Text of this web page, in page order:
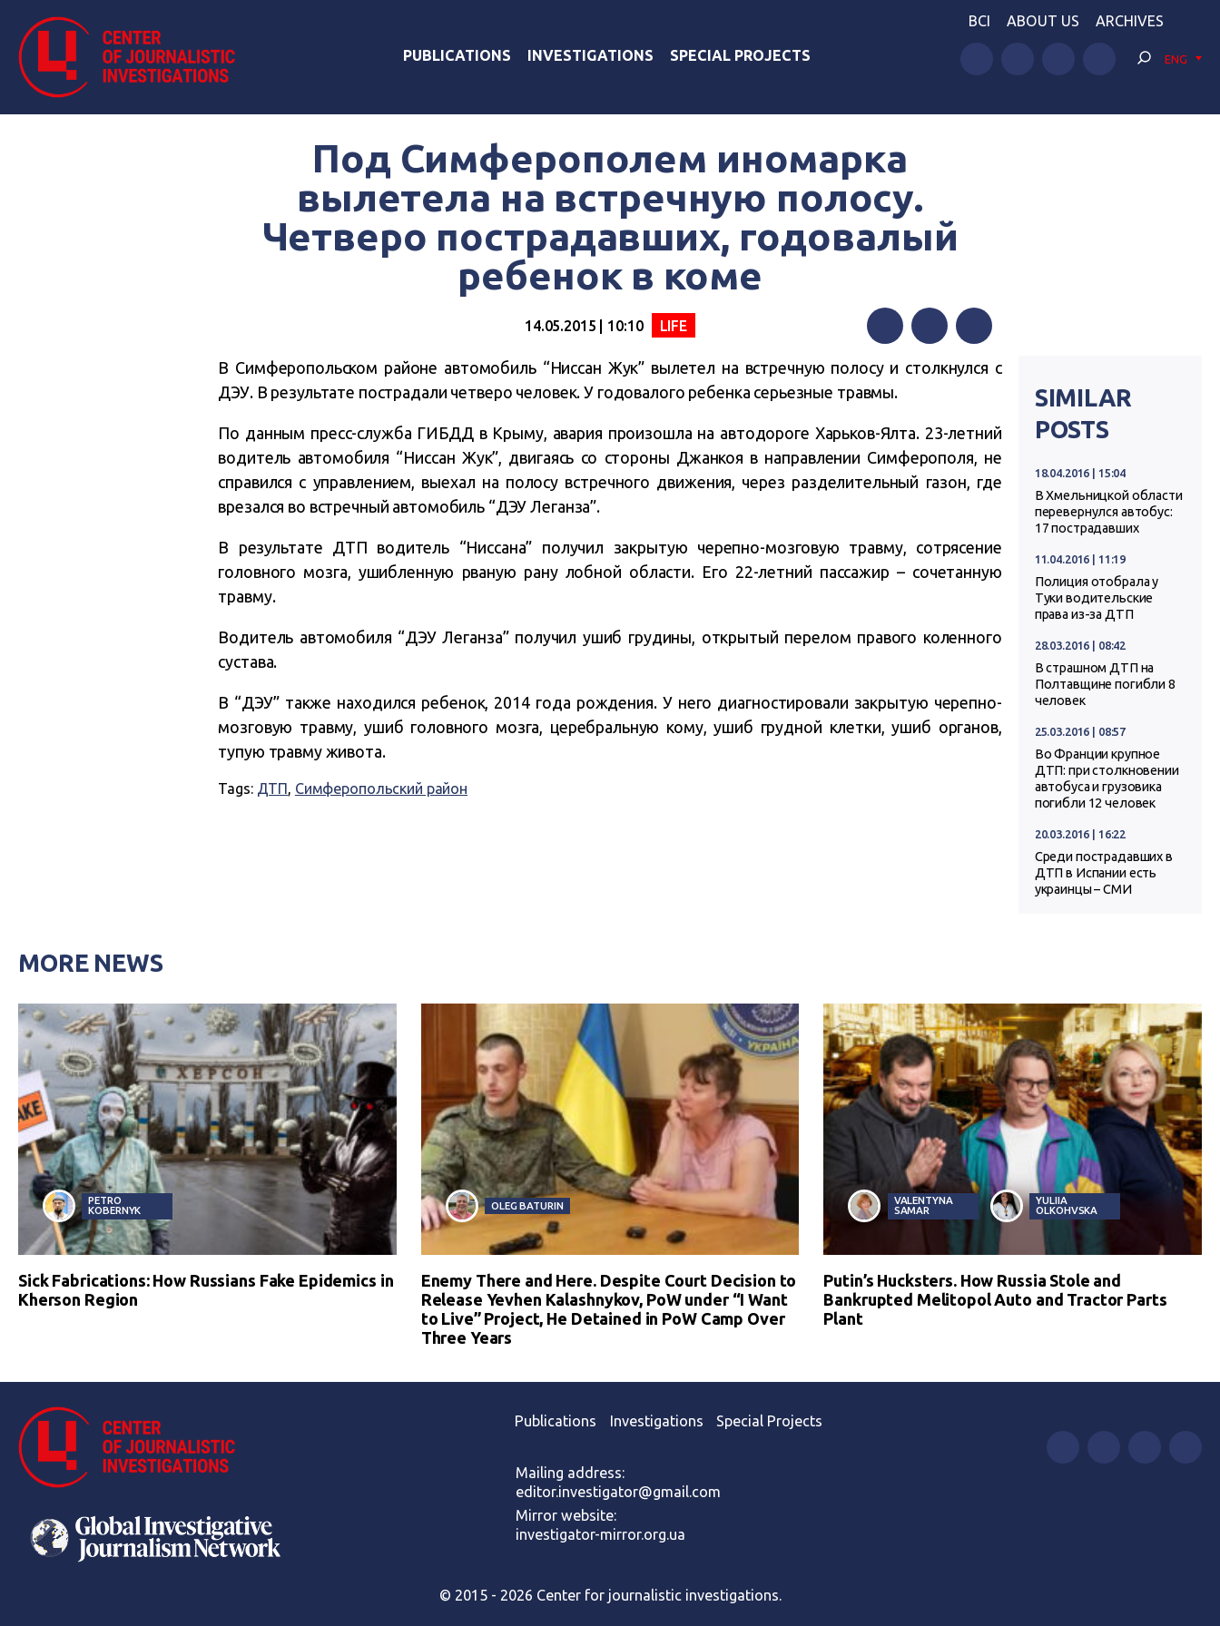
PUBLICATIONS INVESTIGATIONS SPECIAL PROJECTS
BCI ABOUT US ARCHIVES
ENG
Под Симферополем иномарка
вылетела на встречную полосу.
Четверо пострадавших, годовалый
ребенок в коме
14.05.2015 | 10:10 LIFE
FacebookTwitterTelegram
В Симферопольском районе автомобиль “Ниссан Жук” вылетел на встречную полосу и столкнулся с
ДЭУ. В результате пострадали четверо человек. У годовалого ребенка серьезные травмы.
По данным пресс-служба ГИБДД в Крыму, авария произошла на автодороге Харьков-Ялта. 23-летний
водитель автомобиля “Ниссан Жук”, двигаясь со стороны Джанкоя в направлении Симферополя, не
справился с управлением, выехал на полосу встречного движения, через разделительный газон, где
врезался во встречный автомобиль “ДЭУ Леганза”.
В результате ДТП водитель “Ниссана” получил закрытую черепно-мозговую травму, сотрясение
головного мозга, ушибленную рваную рану лобной области. Его 22-летний пассажир – сочетанную
травму.
Водитель автомобиля “ДЭУ Леганза” получил ушиб грудины, открытый перелом правого коленного
сустава.
В “ДЭУ” также находился ребенок, 2014 года рождения. У него диагностировали закрытую черепно-
мозговую травму, ушиб головного мозга, церебральную кому, ушиб грудной клетки, ушиб органов,
тупую травму живота.
Tags: ДТП, Симферопольский район
SIMILAR
POSTS
18.04.2016 | 15:04
В Хмельницкой области
перевернулся автобус:
17 пострадавших
11.04.2016 | 11:19
Полиция отобрала у
Туки водительские
права из-за ДТП
28.03.2016 | 08:42
В страшном ДТП на
Полтавщине погибли 8
человек
25.03.2016 | 08:57
Во Франции крупное
ДТП: при столкновении
автобуса и грузовика
погибли 12 человек
20.03.2016 | 16:22
Среди пострадавших в
ДТП в Испании есть
украинцы – СМИ
MORE NEWS
PETRO
KOBERNYK
Sick Fabrications: How Russians Fake Epidemics in
Kherson Region
OLEG BATURIN
Enemy There and Here. Despite Court Decision to
Release Yevhen Kalashnykov, PoW under “I Want
to Live” Project, He Detained in PoW Camp Over
Three Years
VALENTYNA
SAMAR
YULIIA
OLKOHVSKA
Putin’s Hucksters. How Russia Stole and
Bankrupted Melitopol Auto and Tractor Parts
Plant
Publications Investigations Special Projects
Mailing address:
editor.investigator@gmail.com
Mirror website:
investigator-mirror.org.ua
© 2015 - 2026 Center for journalistic investigations.